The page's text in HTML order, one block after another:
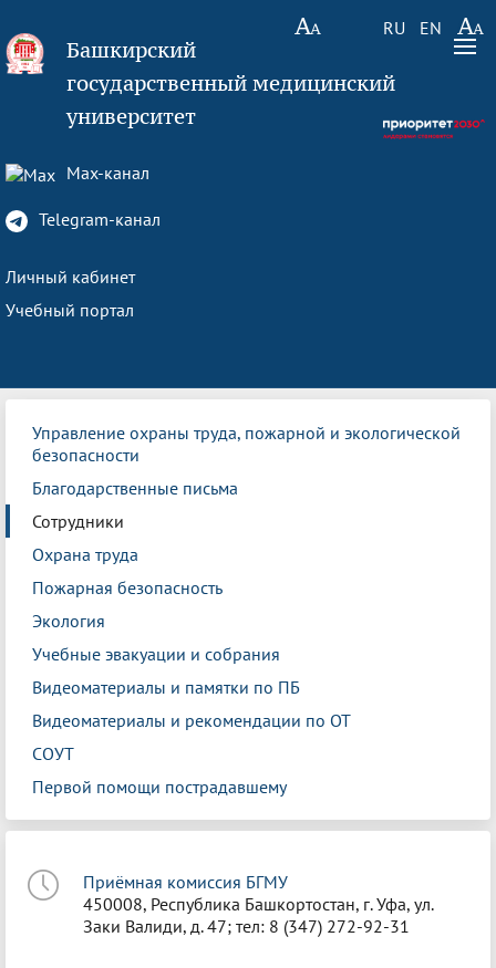
RU EN
Башкирский
государственный медицинский
университет
Max-канал
Telegram-канал
Личный кабинет
Учебный портал
Управление охраны труда, пожарной и экологической
безопасности
Благодарственные письма
Сотрудники
Охрана труда
Пожарная безопасность
Экология
Учебные эвакуации и собрания
Видеоматериалы и памятки по ПБ
Видеоматериалы и рекомендации по ОТ
СОУТ
Первой помощи пострадавшему
Приёмная комиссия БГМУ
450008, Республика Башкортостан, г. Уфа, ул.
Заки Валиди, д. 47; тел: 8 (347) 272-92-31